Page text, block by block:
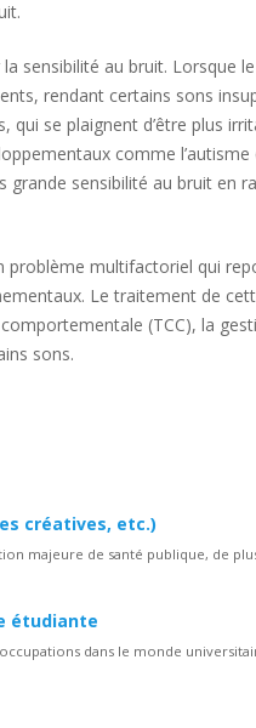
sensibilité au bruit. Lorsque
rendant certains sons
se plaignent d’être plus
comme
sensibilité au bruit en
problème multifactoriel qui
Le traitement de
(TCC), la
sons.
créatives, etc.)
majeure de santé publique, de
étudiante
dans le monde